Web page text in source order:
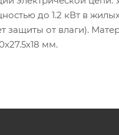
до 1.2 кВт в
от влаги).
мм.